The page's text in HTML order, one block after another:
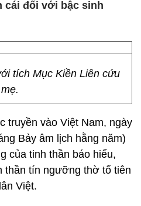
cái đối với bậc sinh
tích Mục Kiền Liên cứu
mẹ.
truyền vào Việt Nam, ngày
Bảy âm lịch hằng năm)
của tinh thần báo hiếu,
thần tín ngưỡng thờ tổ tiên
Việt.